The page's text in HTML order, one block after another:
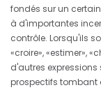
fondés sur un
à d'importantes
contrôle. Lorsqu'ils
«croire», «estimer»,
d'autres
prospectifs tombant